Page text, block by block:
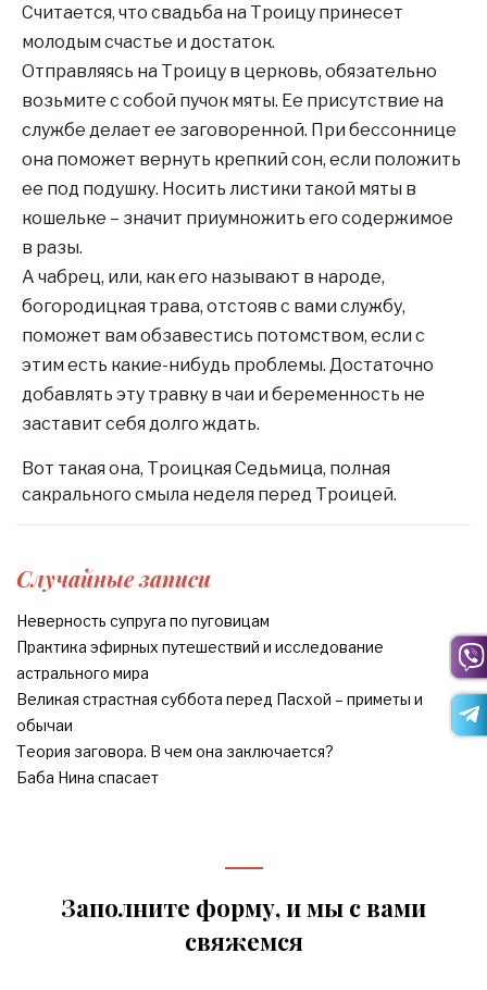
Считается, что свадьба на Троицу принесет
молодым счастье и достаток.
Отправляясь на Троицу в церковь, обязательно
возьмите с собой пучок мяты. Ее присутствие на
службе делает ее заговоренной. При бессоннице
она поможет вернуть крепкий сон, если положить
ее под подушку. Носить листики такой мяты в
кошельке – значит приумножить его содержимое
в разы.
А чабрец, или, как его называют в народе,
богородицкая трава, отстояв с вами службу,
поможет вам обзавестись потомством, если с
этим есть какие-нибудь проблемы. Достаточно
добавлять эту травку в чаи и беременность не
заставит себя долго ждать.
Вот такая она, Троицкая Седьмица, полная
сакрального смыла неделя перед Троицей.
Случайные записи
Неверность супруга по пуговицам
Практика эфирных путешествий и исследование
астрального мира
Великая страстная суббота перед Пасхой – приметы и
обычаи
Теория заговора. В чем она заключается?
Баба Нина спасает
Заполните форму, и мы с вами
свяжемся